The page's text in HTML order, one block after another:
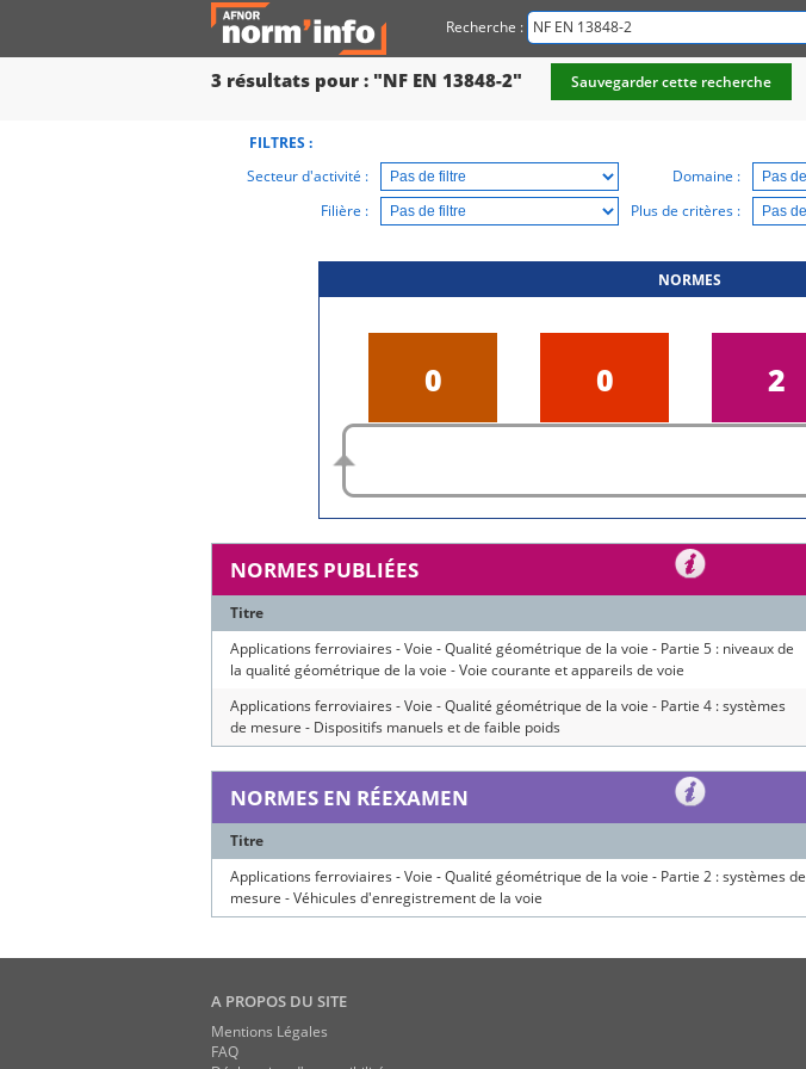
Recherche :
3 résultats pour : "NF EN 13848-2" Sauvegarder cette recherche
FILTRES :
Secteur d'activité :
Domaine :
Filière :
Plus de critères :
NORMES
0 0
Enquête
2
NORMES PUBLIÉES
Titre
Applications ferroviaires - Voie - Qualité géométrique de la voie - Partie 5 : niveaux de
la qualité géométrique de la voie - Voie courante et appareils de voie
Applications ferroviaires - Voie - Qualité géométrique de la voie - Partie 4 : systèmes
de mesure - Dispositifs manuels et de faible poids
NORMES EN RÉEXAMEN
Titre
Applications ferroviaires - Voie - Qualité géométrique de la voie - Partie 2 : systèmes de
mesure - Véhicules d'enregistrement de la voie
A PROPOS DU SITE
Mentions Légales
FAQ